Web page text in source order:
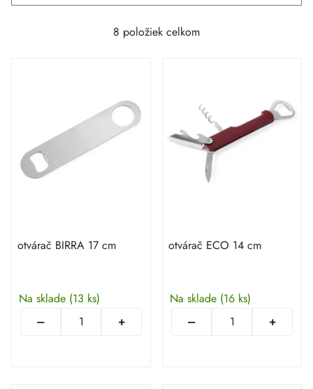
8 položiek celkom
otvárač BIRRA 17 cm
Na sklade (13 ks)
otvárač ECO 14 cm
Na sklade (16 ks)